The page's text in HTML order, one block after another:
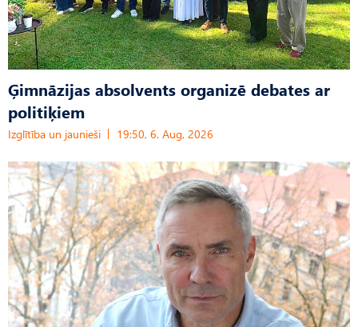
Ģimnāzijas absolvents organizē debates ar
politiķiem
Izglītība un jaunieši 19:50, 6. Aug, 2026